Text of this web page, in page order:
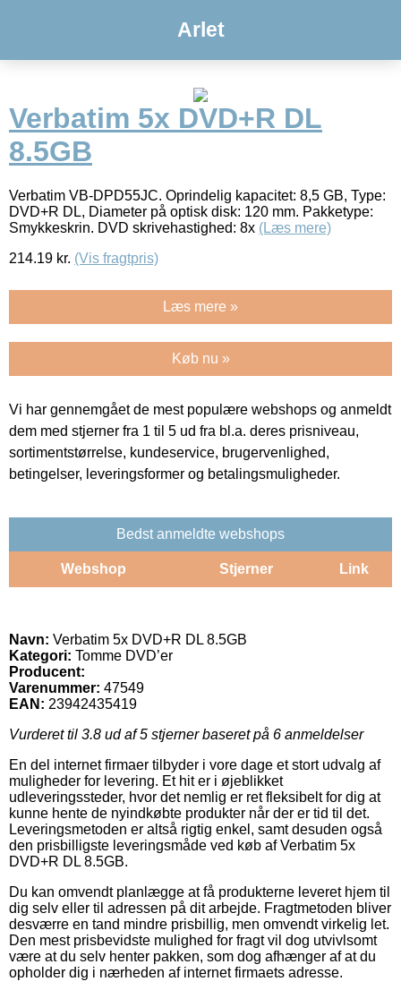
Arlet
Verbatim 5x DVD+R DL
8.5GB
Verbatim VB-DPD55JC. Oprindelig kapacitet: 8,5 GB, Type:
DVD+R DL, Diameter på optisk disk: 120 mm. Pakketype:
Smykkeskrin. DVD skrivehastighed: 8x (Læs mere)
214.19 kr. (Vis fragtpris)
Læs mere »
Køb nu »
Vi har gennemgået de mest populære webshops og anmeldt
dem med stjerner fra 1 til 5 ud fra bl.a. deres prisniveau,
sortimentstørrelse, kundeservice, brugervenlighed,
betingelser, leveringsformer og betalingsmuligheder.
Bedst anmeldte webshops
Webshop Stjerner Link
Navn: Verbatim 5x DVD+R DL 8.5GB
Kategori: Tomme DVD’er
Producent:
Varenummer: 47549
EAN: 23942435419
Vurderet til 3.8 ud af 5 stjerner baseret på 6 anmeldelser
En del internet firmaer tilbyder i vore dage et stort udvalg af
muligheder for levering. Et hit er i øjeblikket
udleveringssteder, hvor det nemlig er ret fleksibelt for dig at
kunne hente de nyindkøbte produkter når der er tid til det.
Leveringsmetoden er altså rigtig enkel, samt desuden også
den prisbilligste leveringsmåde ved køb af Verbatim 5x
DVD+R DL 8.5GB.
Du kan omvendt planlægge at få produkterne leveret hjem til
dig selv eller til adressen på dit arbejde. Fragtmetoden bliver
desværre en tand mindre prisbillig, men omvendt virkelig let.
Den mest prisbevidste mulighed for fragt vil dog utvivlsomt
være at du selv henter pakken, som dog afhænger af at du
opholder dig i nærheden af internet firmaets adresse.